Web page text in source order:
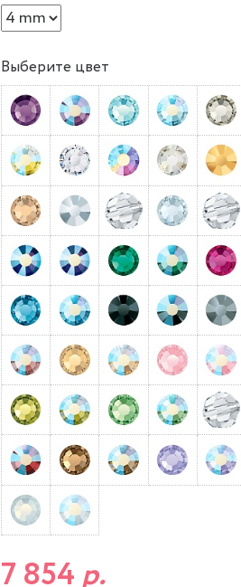
Выберите цвет
7 854р.